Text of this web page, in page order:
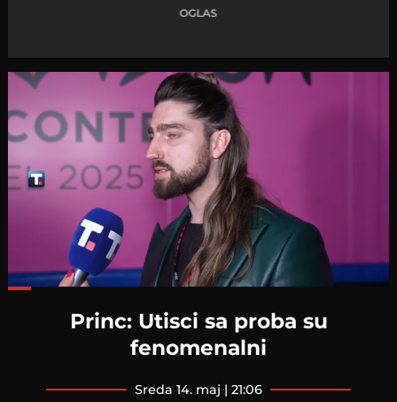
Princ: Utisci sa proba su
fenomenalni
sreda 14. maj | 21:06